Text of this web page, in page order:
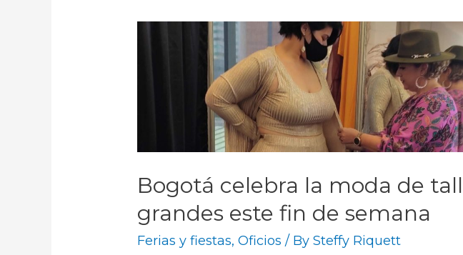
Bogotá celebra la moda de
grandes este fin de semana
Ferias y fiestas,Oficios / BySteffy Riquett